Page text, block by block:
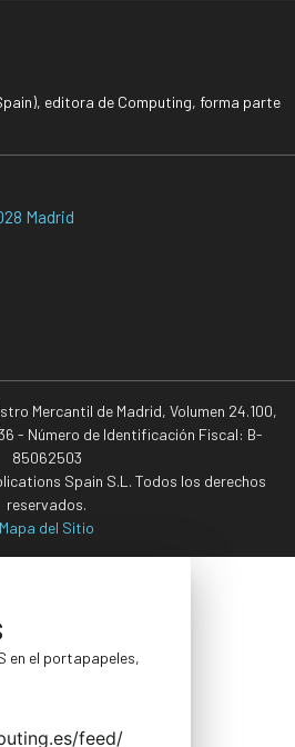
editora de Computing, forma parte
Madrid
Mercantil de Madrid, Volumen 24.100,
- Número de Identificación Fiscal: B-
85062503
Spain S.L. Todos los derechos
reservados.
Mapa del Sitio
en el portapapeles,